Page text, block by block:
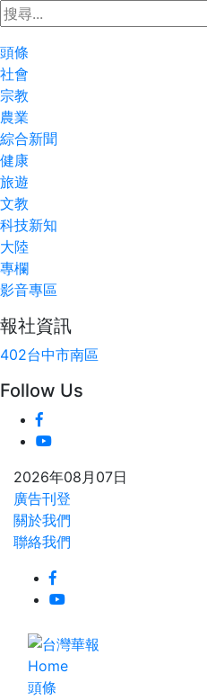
頭條
社會
宗教
農業
綜合新聞
健康
旅遊
文教
科技新知
大陸
專欄
影音專區
報社資訊
402台中市南區
Follow Us
2026年08月07日
廣告刊登
關於我們
聯絡我們
Home
頭條